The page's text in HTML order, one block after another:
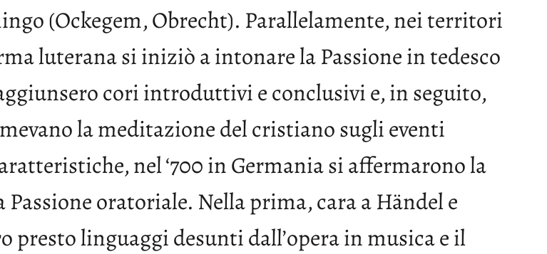
(Ockegem, Obrecht). Parallelamente, nei territori
luterana si iniziò a intonare la Passione in tedesco
cori introduttivi e conclusivi e, in seguito,
la meditazione del cristiano sugli eventi
nel ‘700 in Germania si affermarono la
oratoriale. Nella prima, cara a Händel e
presto linguaggi desunti dall’opera in musica e il